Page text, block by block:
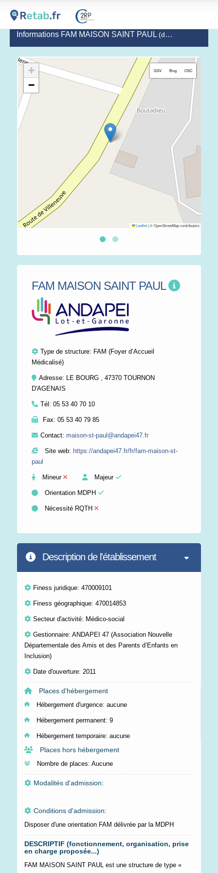
Informations FAM MAISON SAINT PAUL (dernière mise à jour le 2023-04-05)
+
−
GSV Bing OSC
Leaflet|© OpenStreetMap contributors
FAM MAISON SAINT PAUL
Type de structure: FAM (Foyer d’Accueil
Médicalisé)
Adresse: LE BOURG , 47370 TOURNON
D'AGENAIS
Tél: 05 53 40 70 10
Fax: 05 53 40 79 85
Contact: maison-st-paul@andapei47.fr
Site web: https://andapei47.fr/fr/fam-maison-st-
paul
Mineur Majeur
Orientation MDPH
Nécessité RQTH
Description de l'établissement
Finess juridique: 470009101
Finess géographique: 470014853
Secteur d'activité: Médico-social
Gestionnaire: ANDAPEI 47 (Association Nouvelle
Départementale des Amis et des Parents d’Enfants en
Inclusion)
Date d'ouverture: 2011
Places d'hébergement
Hébergement d'urgence: aucune
Hébergement permanent: 9
Hébergement temporaire: aucune
Places hors hébergement
Nombre de places: Aucune
Modalités d'admission:
Conditions d'admission:
Disposer d'une orientation FAM délivrée par la MDPH
DESCRIPTIF (fonctionnement, organisation, prise
en charge proposée...)
FAM MAISON SAINT PAUL est une structure de type «